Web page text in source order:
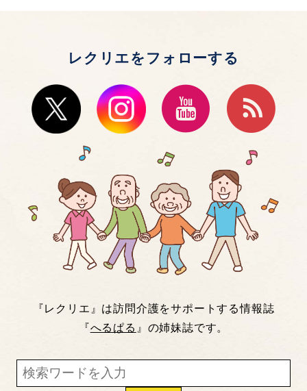
レクリエをフォローする
『レクリエ』は訪問介護をサポートする情報誌
『へるぱる 』の姉妹誌です。